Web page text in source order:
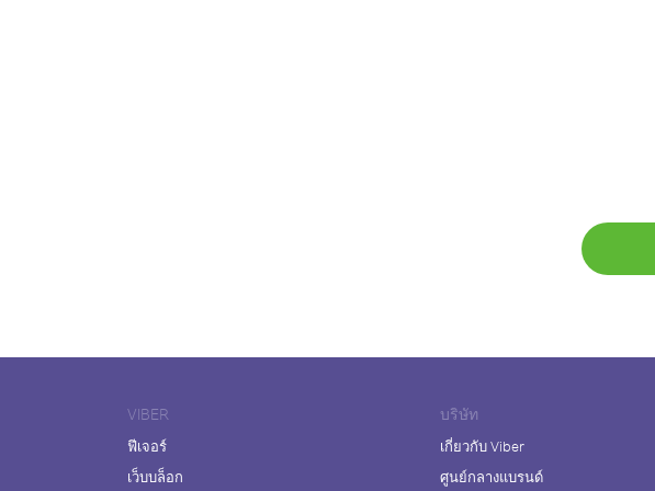
VIBER
ฟีเจอร์
เว็บบล็อก
บริษัท
เกี่ยวกับ Viber
ศูนย์กลางแบรนด์